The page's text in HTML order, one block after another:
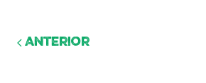
Anterior